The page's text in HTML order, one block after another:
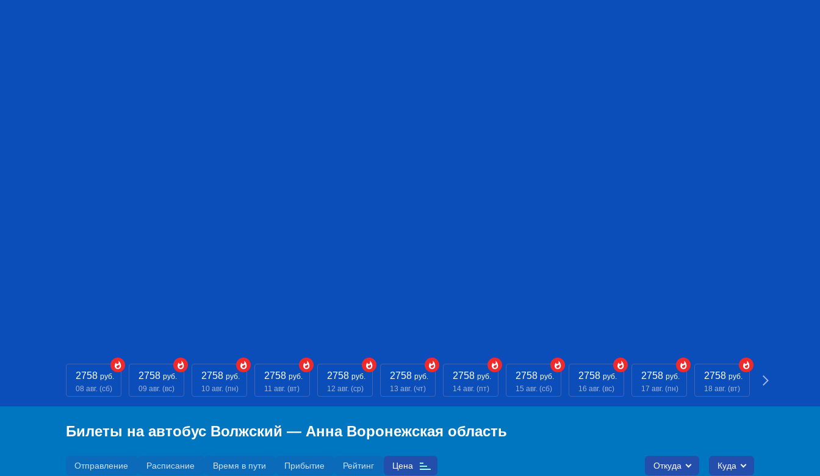
2758 руб.
08 авг. (сб)
2758 руб.
09 авг. (вс)
2758 руб.
10 авг. (пн)
2758 руб.
11 авг. (вт)
2758 руб.
12 авг. (ср)
2758 руб.
13 авг. (чт)
2758 руб.
14 авг. (пт)
2758 руб.
15 авг. (сб)
2758 руб.
16 авг. (вс)
2758 руб.
17 авг. (пн)
2758 руб.
18 авг. (вт)
Билеты на автобус Волжский — Анна Воронежская область
Отправление Расписание Время в пути Прибытие Рейтинг Цена Откуда Куда